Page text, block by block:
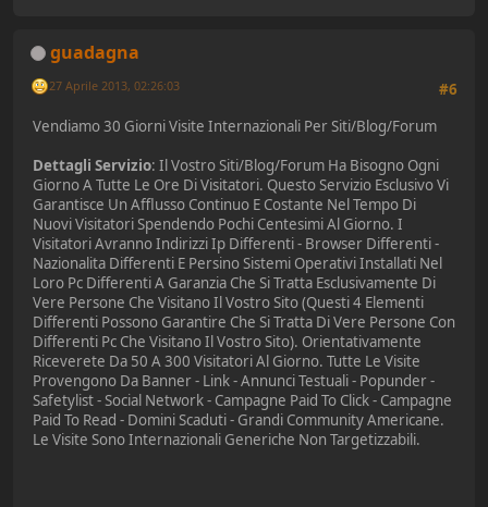
guadagna
#6
27 Aprile 2013, 02:26:03
Vendiamo 30 Giorni Visite Internazionali Per Siti/Blog/Forum
Dettagli Servizio: Il Vostro Siti/Blog/Forum Ha Bisogno Ogni
Giorno A Tutte Le Ore Di Visitatori. Questo Servizio Esclusivo Vi
Garantisce Un Afflusso Continuo E Costante Nel Tempo Di
Nuovi Visitatori Spendendo Pochi Centesimi Al Giorno. I
Visitatori Avranno Indirizzi Ip Differenti - Browser Differenti -
Nazionalita Differenti E Persino Sistemi Operativi Installati Nel
Loro Pc Differenti A Garanzia Che Si Tratta Esclusivamente Di
Vere Persone Che Visitano Il Vostro Sito (Questi 4 Elementi
Differenti Possono Garantire Che Si Tratta Di Vere Persone Con
Differenti Pc Che Visitano Il Vostro Sito). Orientativamente
Riceverete Da 50 A 300 Visitatori Al Giorno. Tutte Le Visite
Provengono Da Banner - Link - Annunci Testuali - Popunder -
Safetylist - Social Network - Campagne Paid To Click - Campagne
Paid To Read - Domini Scaduti - Grandi Community Americane.
Le Visite Sono Internazionali Generiche Non Targetizzabili.